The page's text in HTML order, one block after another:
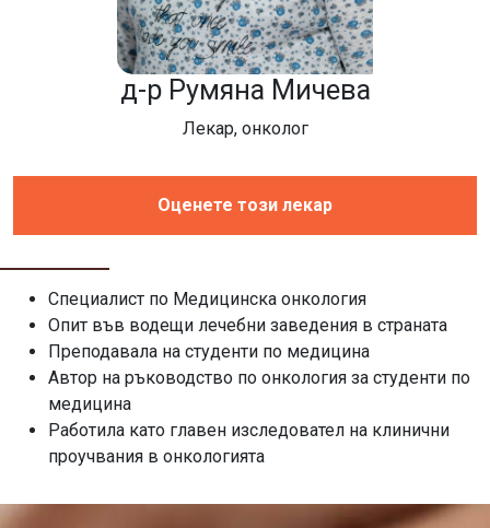
д-р Румяна Мичева
Лекар, онколог
Оценете този лекар
Специалист по Медицинска онкология
Опит във водещи лечебни заведения в страната
Преподавала на студенти по медицина
Автор на ръководство по онкология за студенти по
медицина
Работила като главен изследовател на клинични
проучвания в онкологията